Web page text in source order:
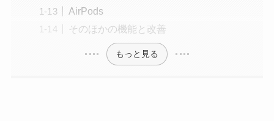
AirPods
そのほかの機能と改善
もっと見る